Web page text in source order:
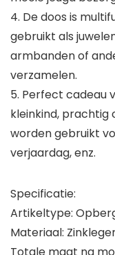
4. De doos is
gebruikt als
armbanden of
verzamelen.
5. Perfect cadeau
kleinkind, prachtig
worden gebruikt
verjaardag, enz.
Specificatie:
Artikeltype:
Materiaal: